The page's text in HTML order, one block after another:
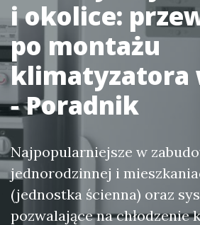
i okolice:
po montażu
klimatyzatora
- Poradnik
Najpopularniejsze w
jednorodzinnej i
(jednostka ścienna) oraz
pozwalające na chłodzenie